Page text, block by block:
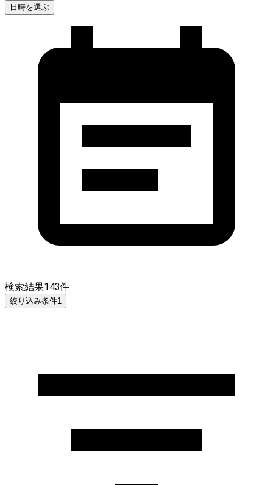
日時を選ぶ
検索結果143件
絞り込み条件1